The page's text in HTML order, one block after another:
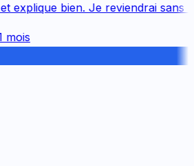
bien. Je reviendrai sans